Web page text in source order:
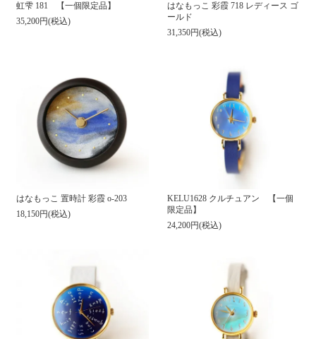
虹雫 181 【一個限定品】
35,200円(税込)
はなもっこ 彩霞 718 レディース ゴ
ールド
31,350円(税込)
はなもっこ 置時計 彩霞 o-203
18,150円(税込)
KELU1628 クルチュアン 【一個
限定品】
24,200円(税込)